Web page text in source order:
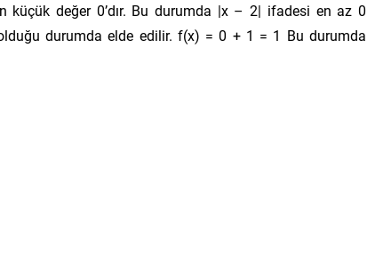
küçük değer 0’dır. Bu durumda |x – 2| ifadesi en az 0
durumda elde edilir. f(x) = 0 + 1 = 1 Bu durumda